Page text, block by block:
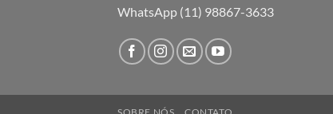
WhatsApp (11) 98867-3633